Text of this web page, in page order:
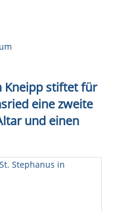
Kneipp stiftet für
eine zweite
und einen